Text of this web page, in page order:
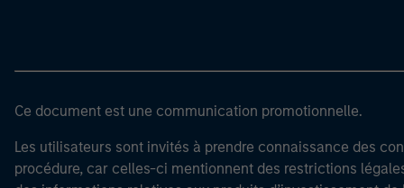
Ce document est une communication promotionnelle.
Les utilisateurs sont invités à prendre connaissance des
procédure, car celles-ci mentionnent des restrictions